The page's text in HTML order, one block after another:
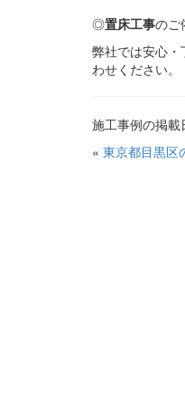
◎置床工事のご
弊社では安心
わせください。
施工事例の掲
« 東京都目黒区